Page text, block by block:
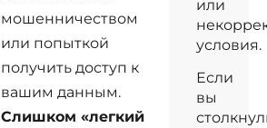
мошенничеством
или попыткой
получить доступ к
вашим данным.
Слишком «легкий
или
условия.
Если
вы